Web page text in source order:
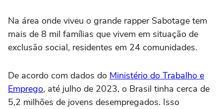
Na área onde viveu o grande rapper Sabotage tem
mais de 8 mil famílias que vivem em situação de
exclusão social, residentes em 24 comunidades.
De acordo com dados do Ministério do Trabalho e
Emprego, até julho de 2023, o Brasil tinha cerca de
5,2 milhões de jovens desempregados. Isso